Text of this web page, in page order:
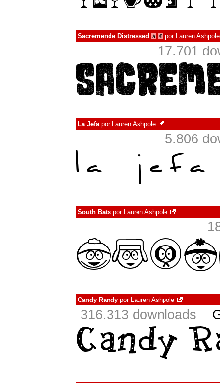
Sacremende Distressed à € por Lauren Ashpole
17.701
La Jefapor Lauren Ashpole
5.806
South Bats por Lauren Ashpole
Candy Randy por Lauren Ashpole
316.313 downloads